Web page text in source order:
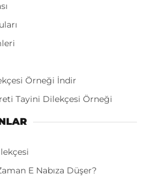
Örneği İndir
Tayini Dilekçesi Örneği
E Nabıza Düşer?